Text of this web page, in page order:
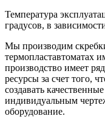
Температура
градусов, в
Мы производим
термопластавтоматах
производство имеет
ресурсы за счет того,
создавать
индивидуальным
оборудование.